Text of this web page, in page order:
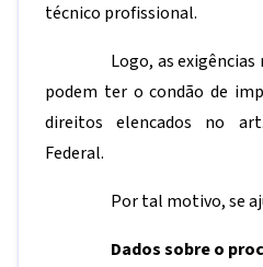
técnico profissional.
Logo, as
podem ter o condão de
direitos elencados no
Federal.
Por tal motivo, se
Dados sobre o